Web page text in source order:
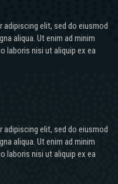
elit, sed do eiusmod
aliqua. Ut enim ad minim
laboris nisi ut aliquip ex ea
elit, sed do eiusmod
aliqua. Ut enim ad minim
laboris nisi ut aliquip ex ea